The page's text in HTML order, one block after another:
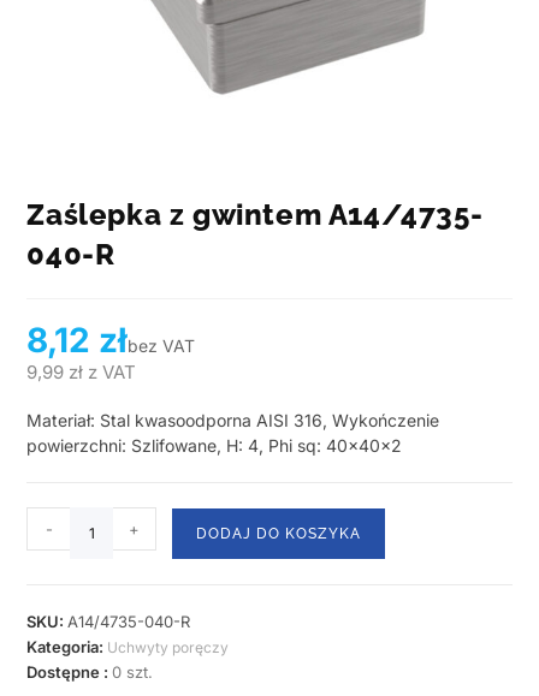
Zaślepka z gwintem A14/4735-
040-R
8,12 złbez VAT
9,99 zł z VAT
Materiał: Stal kwasoodporna AISI 316, Wykończenie
powierzchni: Szlifowane, H: 4, Phi sq: 40x40x2
- + DODAJ DO KOSZYKA
SKU: A14/4735-040-R
Kategoria: Uchwyty poręczy
Dostępne :0 szt.